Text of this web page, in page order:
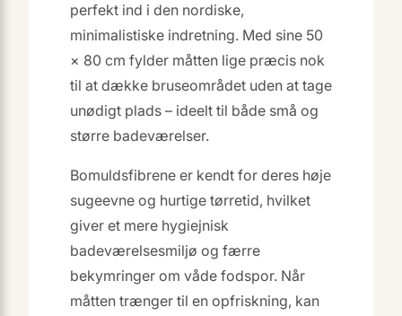
perfekt ind i den nordiske,
minimalistiske indretning. Med sine 50
× 80 cm fylder måtten lige præcis nok
til at dække bruseområdet uden at tage
unødigt plads – ideelt til både små og
større badeværelser.
Bomuldsfibrene er kendt for deres høje
sugeevne og hurtige tørretid, hvilket
giver et mere hygiejnisk
badeværelsesmiljø og færre
bekymringer om våde fodspor. Når
måtten trænger til en opfriskning, kan